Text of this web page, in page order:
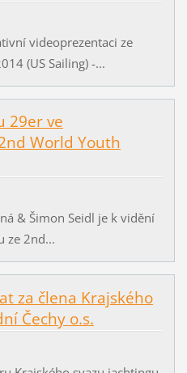
videoprezentaci ze
(US Sailing) -...
29er ve
World Youth
& Šimon Seidl je k vidění
ze 2nd...
za člena Krajského
Čechy o.s.